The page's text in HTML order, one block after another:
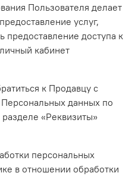
Пользователя делает
услуг,
предоставление доступа к
кабинет
к Продавцу с
данных по
«Реквизиты»
персональных
в отношении обработки